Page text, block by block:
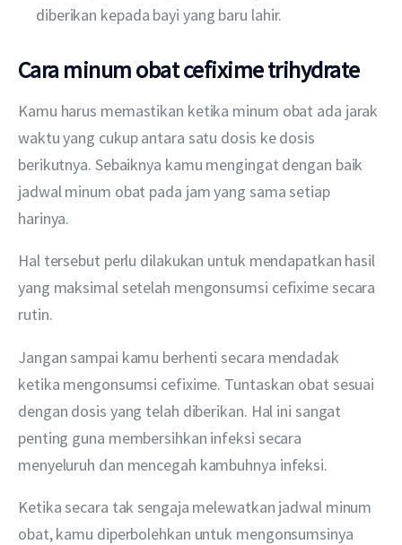
diberikan kepada bayi yang baru lahir.
Cara minum obat cefixime trihydrate
Kamu harus memastikan ketika minum obat ada jarak
waktu yang cukup antara satu dosis ke dosis
berikutnya. Sebaiknya kamu mengingat dengan baik
jadwal minum obat pada jam yang sama setiap
harinya.
Hal tersebut perlu dilakukan untuk mendapatkan hasil
yang maksimal setelah mengonsumsi cefixime secara
rutin.
Jangan sampai kamu berhenti secara mendadak
ketika mengonsumsi cefixime. Tuntaskan obat sesuai
dengan dosis yang telah diberikan. Hal ini sangat
penting guna membersihkan infeksi secara
menyeluruh dan mencegah kambuhnya infeksi.
Ketika secara tak sengaja melewatkan jadwal minum
obat, kamu diperbolehkan untuk mengonsumsinya